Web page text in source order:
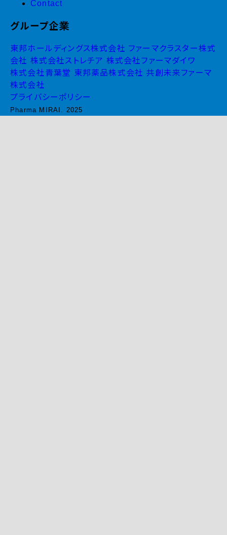
Contact
グループ企業
東邦ホールディングス株式会社 ファーマクラスター株式
会社 株式会社ストレチア 株式会社ファーマダイワ
株式会社青葉堂 東邦薬品株式会社 共創未来ファーマ
株式会社
プライバシーポリシー
Pharma MIRAI. 2025